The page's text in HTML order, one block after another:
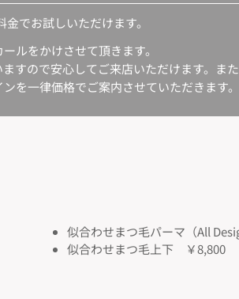
でお試しいただけます。
ルをかけさせて頂きます。
すので安心してご来店いただけます。ま
を一律価格でご案内させていただきます。
似合わせまつ毛パーマ（All
似合わせまつ毛上下 ￥8,800